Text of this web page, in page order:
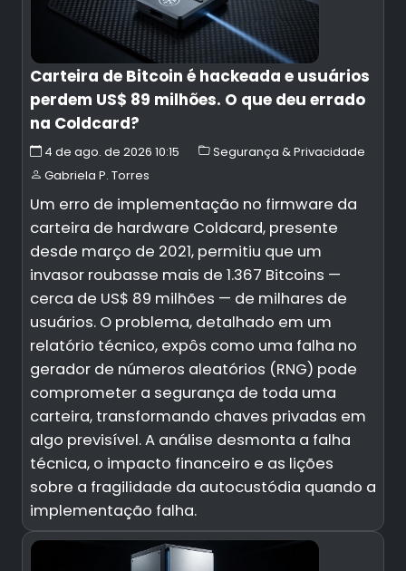
Carteira de Bitcoin é hackeada e usuários
perdem US$ 89 milhões. O que deu errado
na Coldcard?
4 de ago. de 2026 10:15
Segurança & Privacidade
Gabriela P. Torres
Um erro de implementação no firmware da
carteira de hardware Coldcard, presente
desde março de 2021, permitiu que um
invasor roubasse mais de 1.367 Bitcoins —
cerca de US$ 89 milhões — de milhares de
usuários. O problema, detalhado em um
relatório técnico, expôs como uma falha no
gerador de números aleatórios (RNG) pode
comprometer a segurança de toda uma
carteira, transformando chaves privadas em
algo previsível. A análise desmonta a falha
técnica, o impacto financeiro e as lições
sobre a fragilidade da autocustódia quando a
implementação falha.